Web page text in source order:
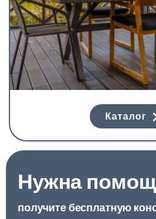
Каталог
Нужна
получите бесплатную